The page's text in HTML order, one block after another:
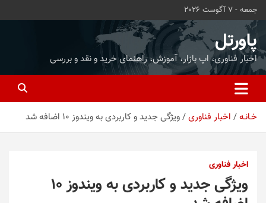
محتوا
بروید
جمعه - 7 آگوست 2026
پاورتل
اخبار فناوری، اپ بازار، آموزش، راهنمای خرید و نقد و بررسی
خـانـه اخبار فناوری ویژگی جدید و کاربردی به ویندوز 10 اضافه شد
اخبار فناوری
ویژگی جدید و کاربردی به ویندوز 10